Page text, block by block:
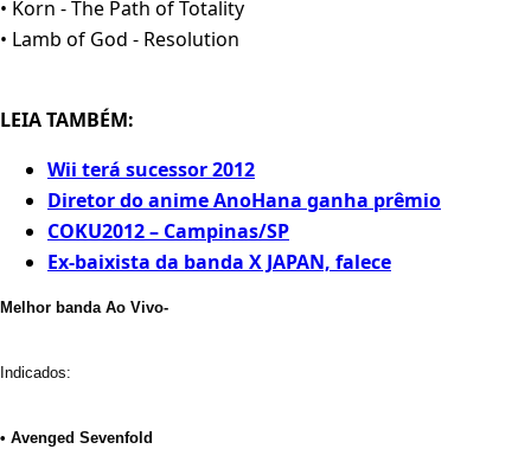
• Korn - The Path of Totality
• Lamb of God - Resolution
LEIA TAMBÉM:
Wii terá sucessor 2012
Diretor do anime AnoHana ganha prêmio
COKU2012 – Campinas/SP
Ex-baixista da banda X JAPAN, falece
Melhor banda Ao Vivo-
Indicados:
• Avenged Sevenfold